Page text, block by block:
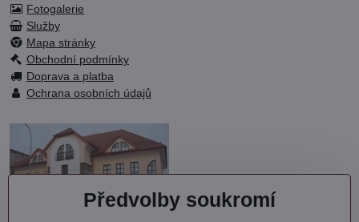
Fotogalerie
Služby
Mapa stránky
Obchodní podmínky
Doprava a platba
Ochrana osobních údajů
Předvolby soukromí